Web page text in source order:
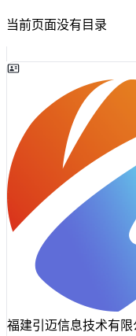
当前页面没有目录
福建引迈信息技术有限